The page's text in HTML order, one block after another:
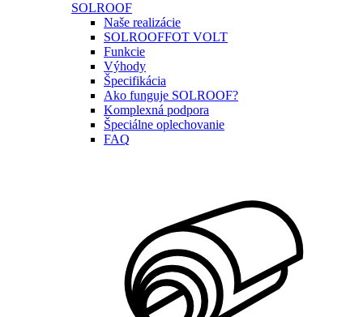
SOLROOF
Naše realizácie
SOLROOFFOT VOLT
Funkcie
Výhody
Špecifikácia
Ako funguje SOLROOF?
Komplexná podpora
Špeciálne oplechovanie
FAQ